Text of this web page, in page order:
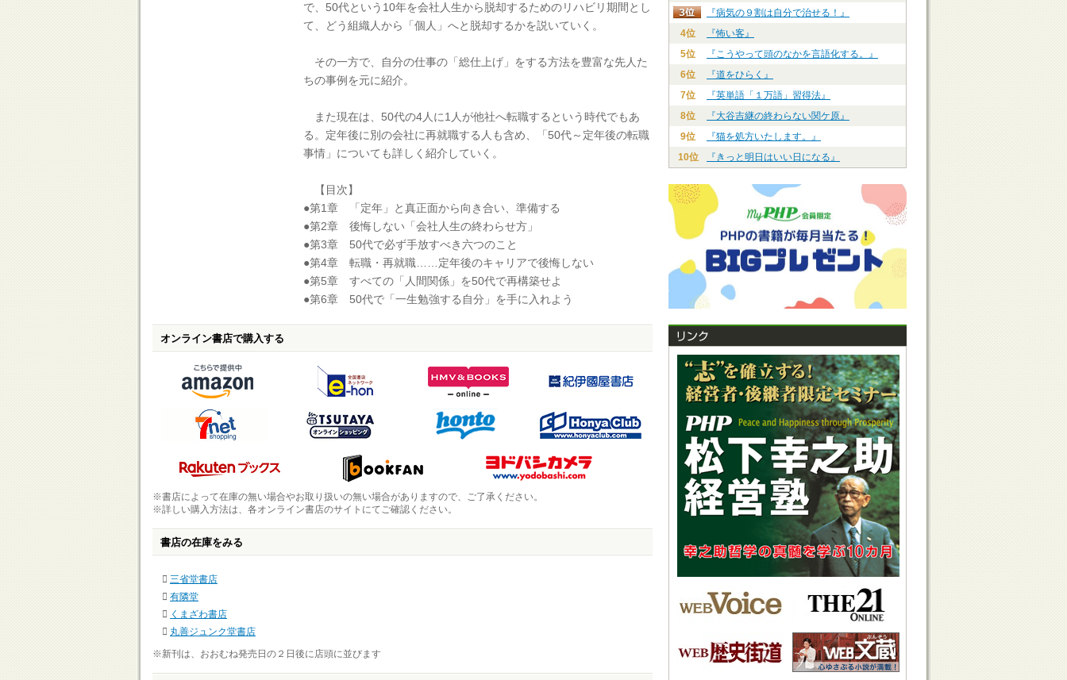
で、50代という10年を会社人生から脱却するためのリハビリ期間とし
て、どう組織人から「個人」へと脱却するかを説いていく。
その一方で、自分の仕事の「総仕上げ」をする方法を豊富な先人た
ちの事例を元に紹介。
また現在は、50代の4人に1人が他社へ転職するという時代でもあ
る。定年後に別の会社に再就職する人も含め、「50代～定年後の転職
事情」についても詳しく紹介していく。
【目次】
●第1章 「定年」と真正面から向き合い、準備する
●第2章 後悔しない「会社人生の終わらせ方」
●第3章 50代で必ず手放すべき六つのこと
●第4章 転職・再就職……定年後のキャリアで後悔しない
●第5章 すべての「人間関係」を50代で再構築せよ
●第6章 50代で「一生勉強する自分」を手に入れよう
オンライン書店で購入する
※書店によって在庫の無い場合やお取り扱いの無い場合がありますので、ご了承ください。
※詳しい購入方法は、各オンライン書店のサイトにてご確認ください。
書店の在庫をみる
三省堂書店
有隣堂
くまざわ書店
丸善ジュンク堂書店
※新刊は、おおむね発売日の２日後に店頭に並びます
『病気の９割は自分で治せる！』
4位
『怖い客』
5位
『こうやって頭のなかを言語化する。』
6位
『道をひらく』
7位
『英単語「１万語」習得法』
8位
『大谷吉継の終わらない関ケ原』
9位
『猫を処方いたします。』
10位
『きっと明日はいい日になる』